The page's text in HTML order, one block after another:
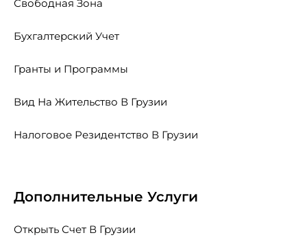
Свободная Зона
Бухгалтерский Учет
Гранты и Программы
Вид На Жительство В Грузии
Налоговое Резидентство В Грузии
Дополнительные Услуги
Открыть Счет В Грузии